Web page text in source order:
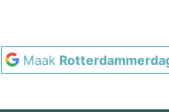
Maak